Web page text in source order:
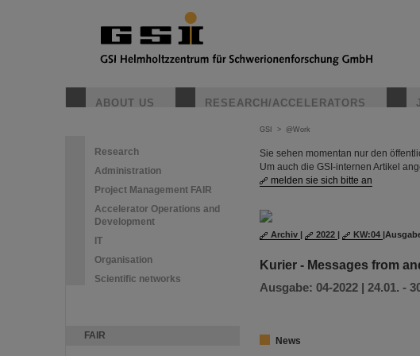
ABOUT US RESEARCH/ACCELERATORS
Research
Administration
Project Management FAIR
Accelerator Operations and
Development
IT
Organisation
Scientific networks
FAIR
GSI > @Work
Sie sehen momentan nur den
Um auch die GSI-internen Artikel
melden sie sich bitte an
Archiv | 2022 | KW:04 |
Kurier - Messages from
Ausgabe: 04-2022 | 24.01. -
News